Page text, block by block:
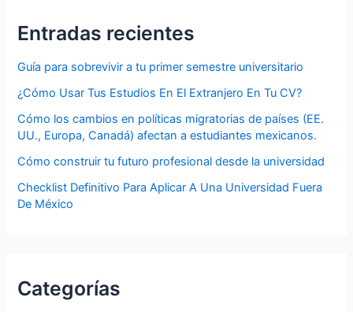
Entradas recientes
Guía para sobrevivir a tu primer semestre universitario
¿Cómo Usar Tus Estudios En El Extranjero En Tu CV?
Cómo los cambios en políticas migratorias de países (EE.
UU., Europa, Canadá) afectan a estudiantes mexicanos.
Cómo construir tu futuro profesional desde la universidad
Checklist Definitivo Para Aplicar A Una Universidad Fuera
De México
Categorías